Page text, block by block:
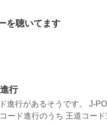
を聴いてます
行
進行があるそうです。 J-
ード進行のうち 王道コード